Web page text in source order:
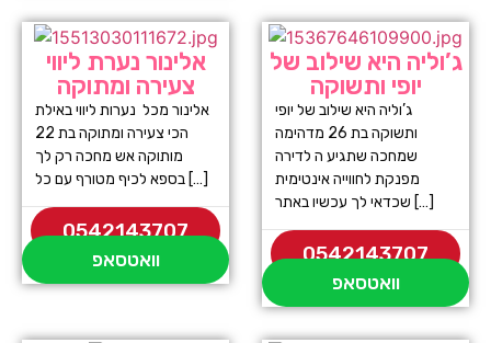
אלינור נערת ליווי
צעירה ומתוקה
אלינור מכל נערות ליווי באילת
הכי צעירה ומתוקה בת 22
מותוקה אש מחכה רק לך
בספא לכיף מטורף עם כל […]
0542143707
וואטסאפ
ג’וליה היא שילוב של
יופי ותשוקה
ג’וליה היא שילוב של יופי
ותשוקה בת 26 מדהימה
שמחכה שתגיע ה לדירה
מפנקת לחווייה אינטימית
שכדאי לך עכשיו באתר […]
0542143707
וואטסאפ